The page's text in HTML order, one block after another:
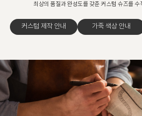
최상의 품질과 완성도를 갖춘 커스텀 슈즈를 수
커스텀 제작 안내 가죽 색상 안내